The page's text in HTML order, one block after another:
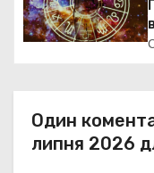
і
Один
липня 2026